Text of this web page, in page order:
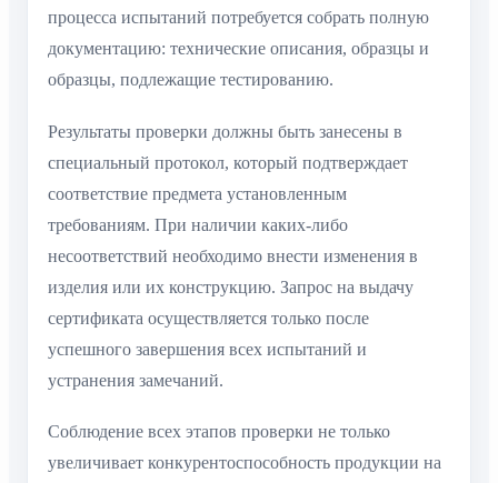
процесса испытаний потребуется собрать полную
документацию: технические описания, образцы и
образцы, подлежащие тестированию.
Результаты проверки должны быть занесены в
специальный протокол, который подтверждает
соответствие предмета установленным
требованиям. При наличии каких-либо
несоответствий необходимо внести изменения в
изделия или их конструкцию. Запрос на выдачу
сертификата осуществляется только после
успешного завершения всех испытаний и
устранения замечаний.
Соблюдение всех этапов проверки не только
увеличивает конкурентоспособность продукции на